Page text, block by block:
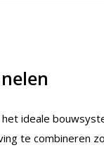
het ideale
te combineren